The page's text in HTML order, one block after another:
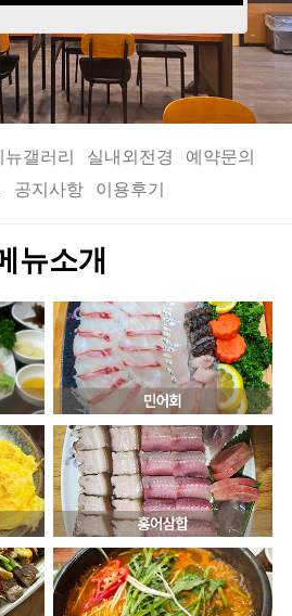
뉴갤러리 실내외전경
예약문의
공지사항 이용후기
뉴소개